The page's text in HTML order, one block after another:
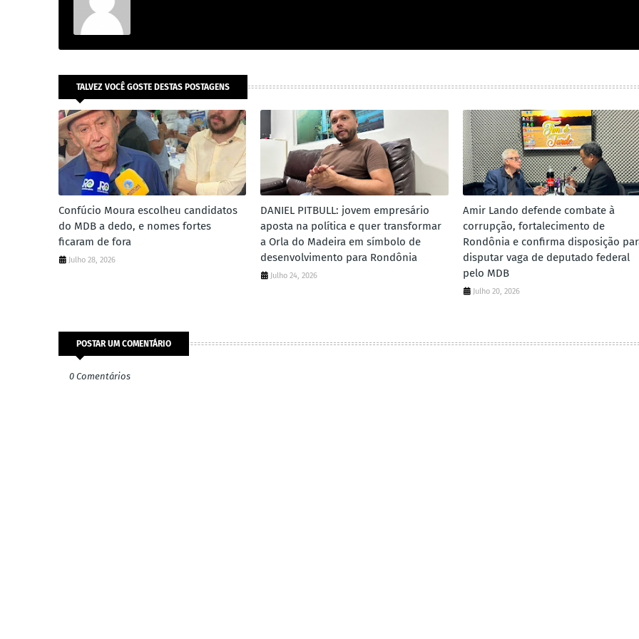
TALVEZ VOCÊ GOSTE DESTAS POSTAGENS
Confúcio Moura escolheu candidatos
do MDB a dedo, e nomes fortes
ficaram de fora
Julho 28, 2026
DANIEL PITBULL: jovem empresário
aposta na política e quer transformar
a Orla do Madeira em símbolo de
desenvolvimento para Rondônia
Julho 24, 2026
Amir Lando defende combate à
corrupção, fortalecimento de
Rondônia e confirma disposição
disputar vaga de deputado federal
pelo MDB
Julho 20, 2026
POSTAR UM COMENTÁRIO
0 Comentários